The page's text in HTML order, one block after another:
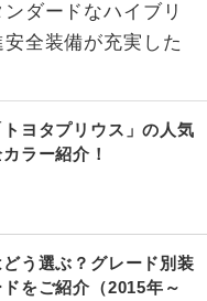
ダードなハイブリ
全装備が充実した
ヨタプリウス」の人気
ラー紹介！
う選ぶ？グレード別装
をご紹介（2015年～